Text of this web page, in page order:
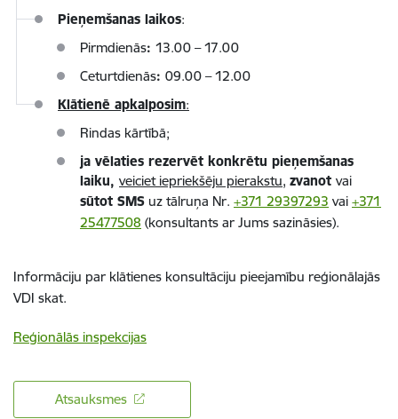
Pieņemšanas laikos:
Pirmdienās: 13.00 – 17.00
Ceturtdienās: 09.00 – 12.00
Klātienē apkalposim:
Rindas kārtībā;
ja vēlaties rezervēt konkrētu pieņemšanas
laiku, veiciet iepriekšēju pierakstu, zvanot vai
sūtot SMS uz tālruņa Nr. +371 29397293 vai +371
25477508 (konsultants ar Jums sazināsies).
Informāciju par klātienes konsultāciju pieejamību reģionālajās
VDI skat.
Reģionālās inspekcijas
Atsauksmes